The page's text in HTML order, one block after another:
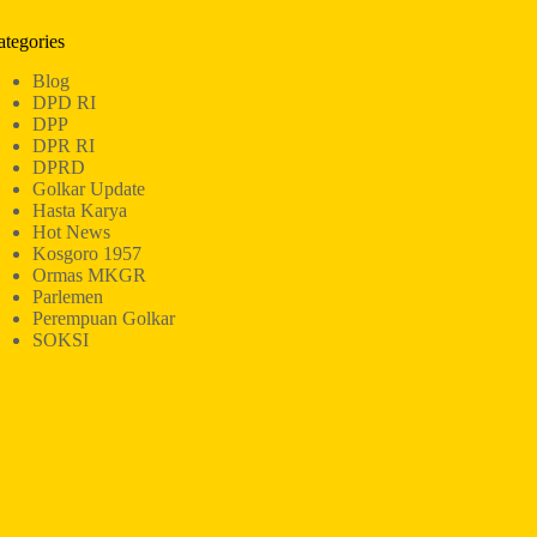
Blog
DPD RI
DPP
DPR RI
DPRD
Golkar Update
Hasta Karya
Hot News
Kosgoro 1957
Ormas MKGR
Parlemen
Perempuan Golkar
SOKSI